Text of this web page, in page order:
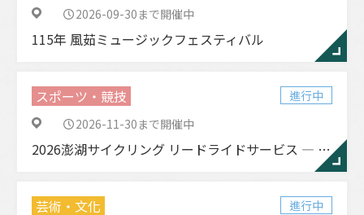
2026-09-30まで開催中
115年 風茹ミュージックフェスティバル
スポーツ・競技
進行中
2026-11-30まで開催中
2026澎湖サイクリング リードライドサービス ― 春季／秋季
芸術・文化 進行中